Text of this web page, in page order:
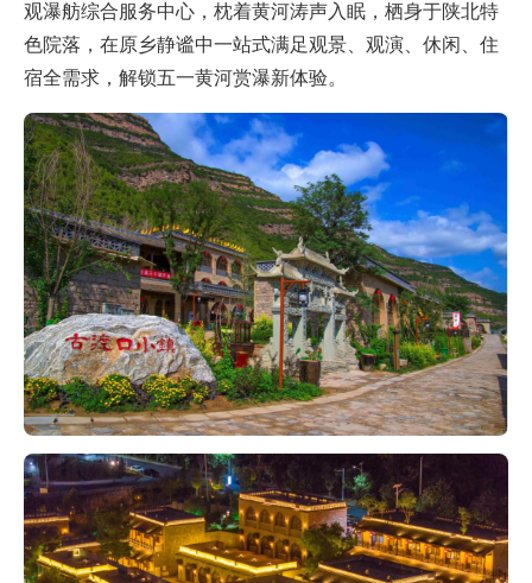
观瀑舫综合服务中心，枕着黄河涛声入眠，栖身于陕北特
色院落，在原乡静谧中一站式满足观景、观演、休闲、住
宿全需求，解锁五一黄河赏瀑新体验。